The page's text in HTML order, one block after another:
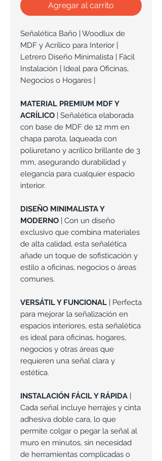
Agregar al carrito
Señalética Baño | Woodlux de
MDF y Acrílico para Interior |
Letrero Diseño Minimalista | Fácil
Instalación | Ideal para Oficinas,
Negocios o Hogares |
MATERIAL PREMIUM MDF Y
ACRÍLICO | Señalética elaborada
con base de MDF de 12 mm en
chapa parota, laqueada con
poliuretano y acrílico brillante de 3
mm, asegurando durabilidad y
elegancia para cualquier espacio
interior.
DISEÑO MINIMALISTA Y
MODERNO | Con un diseño
exclusivo que combina materiales
de alta calidad, esta señalética
añade un toque de sofisticación y
estilo a oficinas, negocios o áreas
comunes.
VERSÁTIL Y FUNCIONAL | Perfecta
para mejorar la señalización en
espacios interiores, esta señalética
es ideal para oficinas, hogares,
negocios y otras áreas que
requieren una señal clara y
estética.
INSTALACIÓN FÁCIL Y RÁPIDA |
Cada señal incluye herrajes y cinta
adhesiva doble cara, lo que
permite colgar o pegar la señal al
muro en minutos, sin necesidad
de herramientas complicadas o